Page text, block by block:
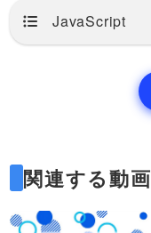
JavaScript
関連する動画